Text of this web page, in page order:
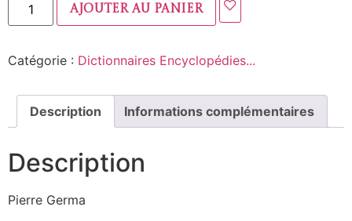
Ajouter au panier
Catégorie : Dictionnaires Encyclopédies...
Description Informations complémentaires
Description
Pierre Germa